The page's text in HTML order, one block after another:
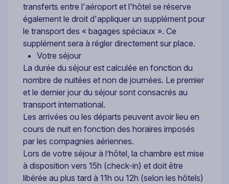
transferts entre l'aéroport et l'hôtel se réserve
également le droit d'appliquer un supplément pour
le transport des « bagages spéciaux ». Ce
supplément sera à régler directement sur place.
Votre séjour
La durée du séjour est calculée en fonction du
nombre de nuitées et non de journées. Le premier
et le dernier jour du séjour sont consacrés au
transport international.
Les arrivées ou les départs peuvent avoir lieu en
cours de nuit en fonction des horaires imposés
par les compagnies aériennes.
Lors de votre séjour à l’hôtel, la chambre est mise
à disposition vers 15h (check-in) et doit être
libérée au plus tard à 11h ou 12h (selon les hôtels)